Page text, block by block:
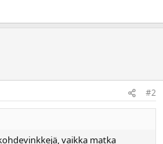
#2
vaikka matka